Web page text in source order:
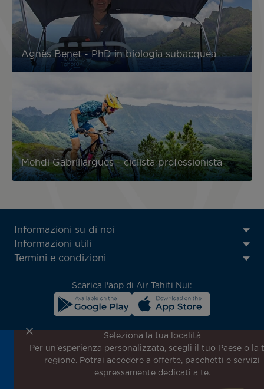
Agnès Benet - PhD in biologia subacquea
Mehdi Gabrillargues - ciclista professionista
ATN:
Footer
menu
Informazioni su di noi
Informazioni utili
Termini e condizioni
Scarica l'app di Air Tahiti Nui:
Iscriviti alla nostra newsletter per ricevere le ultime
Ricevi per primo tutte le nostre offerte e promozioni
Seleziona la tua località
Per un'esperienza personalizzata, scegli il tuo Paese o la
regione. Potrai accedere a offerte, pacchetti e servizi
espressamente dedicati a te.